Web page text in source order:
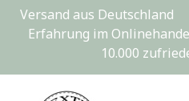
Versand aus Deutschland
Erfahrung im
10.000